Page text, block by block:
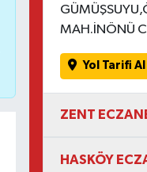
MAH.İNÖNÜ
Yol Tarifi Al
ZENT
HASKÖY